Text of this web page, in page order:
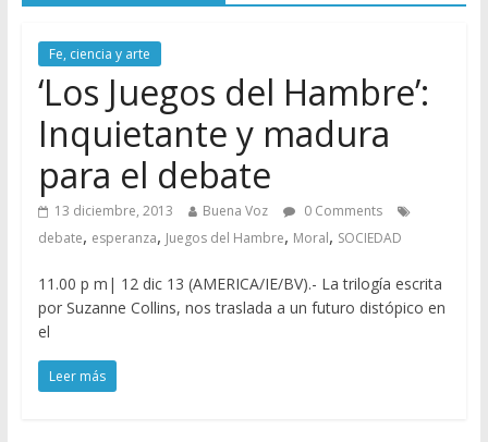
Fe, ciencia y arte
‘Los Juegos del Hambre’:
Inquietante y madura
para el debate
13 diciembre, 2013 Buena Voz
0 Comments
debate, esperanza, Juegos del Hambre, Moral, SOCIEDAD
11.00 p m| 12 dic 13 (AMERICA/IE/BV).- La trilogía escrita
por Suzanne Collins, nos traslada a un futuro distópico en
el
Leer más